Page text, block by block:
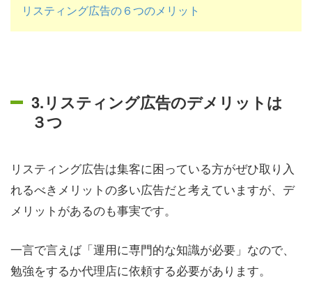
リスティング広告の６つのメリット
3.リスティング広告のデメリットは
３つ
リスティング広告は集客に困っている方がぜひ取り入
れるべきメリットの多い広告だと考えていますが、デ
メリットがあるのも事実です。
一言で言えば「運用に専門的な知識が必要」なので、
勉強をするか代理店に依頼する必要があります。